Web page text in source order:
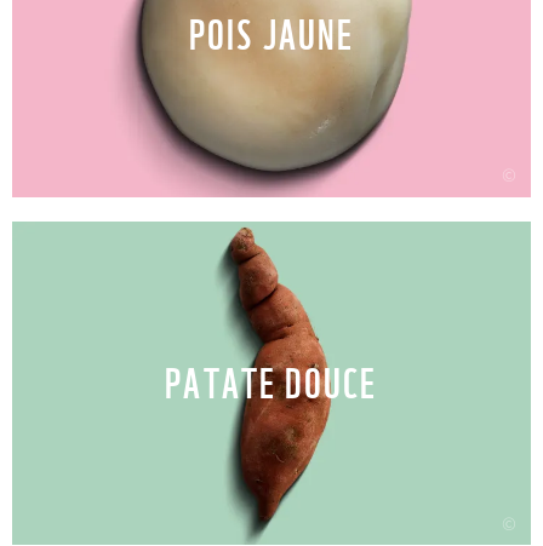
©
POIS JAUNE
©
PATATE DOUCE